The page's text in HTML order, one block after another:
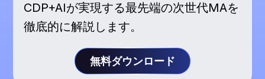
CDP+AIが実現する最先端の次世代MAを
徹底的に解説します。
無料ダウンロード